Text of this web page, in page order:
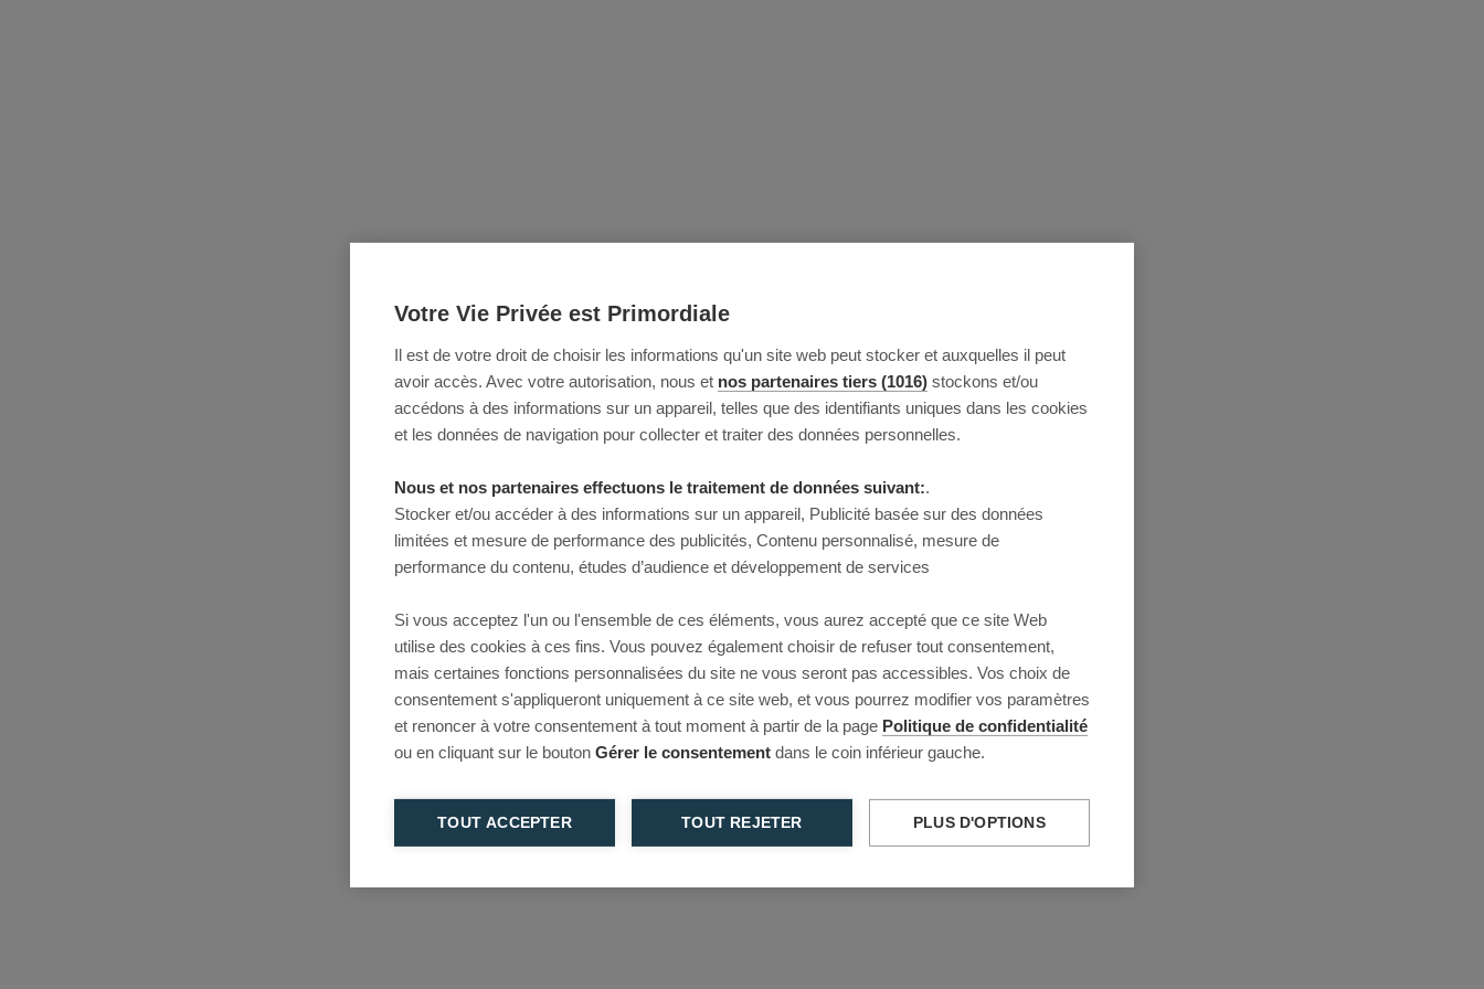
Votre Vie Privée est Primordiale
Il est de votre droit de choisir les informations qu'un site web peut stocker et auxquelles il peut
avoir accès. Avec votre autorisation, nous et nos partenaires tiers (1016) stockons et/ou
accédons à des informations sur un appareil, telles que des identifiants uniques dans les cookies
et les données de navigation pour collecter et traiter des données personnelles.
Nous et nos partenaires effectuons le traitement de données suivant:.
Stocker et/ou accéder à des informations sur un appareil, Publicité basée sur des données
limitées et mesure de performance des publicités, Contenu personnalisé, mesure de
performance du contenu, études d’audience et développement de services
Si vous acceptez l'un ou l'ensemble de ces éléments, vous aurez accepté que ce site Web
utilise des cookies à ces fins. Vous pouvez également choisir de refuser tout consentement,
mais certaines fonctions personnalisées du site ne vous seront pas accessibles. Vos choix de
consentement s'appliqueront uniquement à ce site web, et vous pourrez modifier vos paramètres
et renoncer à votre consentement à tout moment à partir de la page Politique de confidentialité
ou en cliquant sur le bouton Gérer le consentement dans le coin inférieur gauche.
TOUT ACCEPTER TOUT REJETER PLUS D'OPTIONS
This page couldn’t load
Reload to try again, or go back.
Reload Back